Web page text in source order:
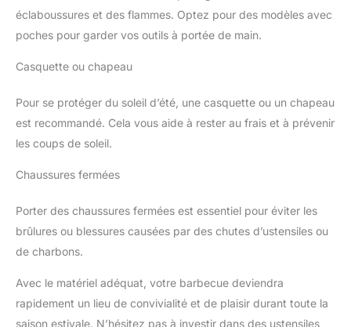
éclaboussures et des flammes. Optez pour des modèles avec
poches pour garder vos outils à portée de main.
Casquette ou chapeau
Pour se protéger du soleil d’été, une casquette ou un chapeau
est recommandé. Cela vous aide à rester au frais et à prévenir
les coups de soleil.
Chaussures fermées
Porter des chaussures fermées est essentiel pour éviter les
brûlures ou blessures causées par des chutes d’ustensiles ou
de charbons.
Avec le matériel adéquat, votre barbecue deviendra
rapidement un lieu de convivialité et de plaisir durant toute la
saison estivale. N’hésitez pas à investir dans des ustensiles